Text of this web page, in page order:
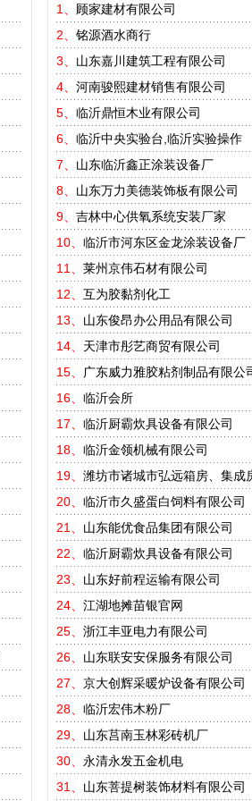
1、
顾家建材有限公司
2、 铭源酒水商行
3、 山东嘉川建筑工程有限公司
4、 河南骏熙建材销售有限公司
5、 临沂鼎恒木业有限公司
6、 临沂中央实验台,临沂实验操作
7、 山东临沂鑫正涂装设备厂
8、 山东万力美德装饰板有限公司
9、 吉林中心供氧系统安装厂家
10、 临沂市河东区金龙涂装设备厂
11、 莱州京伟石材有限公司
12、 互为胶黏剂化工
13、 山东俊昂办公用品有限公司
14、 天津市彤艺商贸有限公司
15、
广东威力雅胶粘剂制品有限公
16、 临沂会所
17、 临沂厨霸炊具设备有限公司
18、 临沂金领机械有限公司
19、 潍坊市诸城市弘远箱房、集成
20、 临沂市久盛蛋白饲料有限公司
21、 山东能优食品集团有限公司
22、 临沂厨霸炊具设备有限公司
23、 山东好前程运输有限公司
24、 江湖地摊苗银官网
25、 浙江丰亚电力有限公司
26、 山东联安安保服务有限公司
27、 京大创辉采暖炉设备有限公司
28、 临沂宏伟木粉厂
29、 山东莒南玉林彩砖机厂
30、 永清永发五金机电
31、 山东菩提树装饰材料有限公司